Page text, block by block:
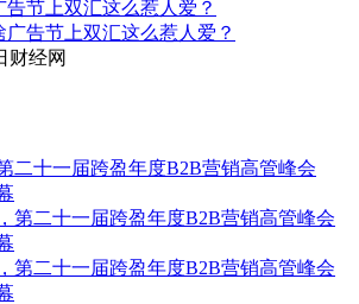
节上双汇这么惹人爱？
财经网
二十一届跨盈年度B2B营销高管峰会